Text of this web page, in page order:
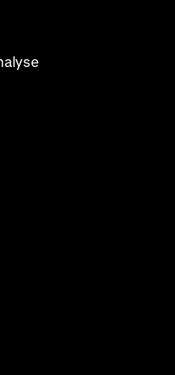
Es gibt keine
möchte laufend neue
hören. Damit die
nun an immer weiter
der gleichnamige Roman
sehr sanfter stiller Film, der,
Ghettoalltag mit kurzen
Mit dem bitteren
der inszenierten
jüdischen
Film wesentlich dazu bei,
des Judentums in der
auch der einzige DEFA-
Intensität den Judenmord